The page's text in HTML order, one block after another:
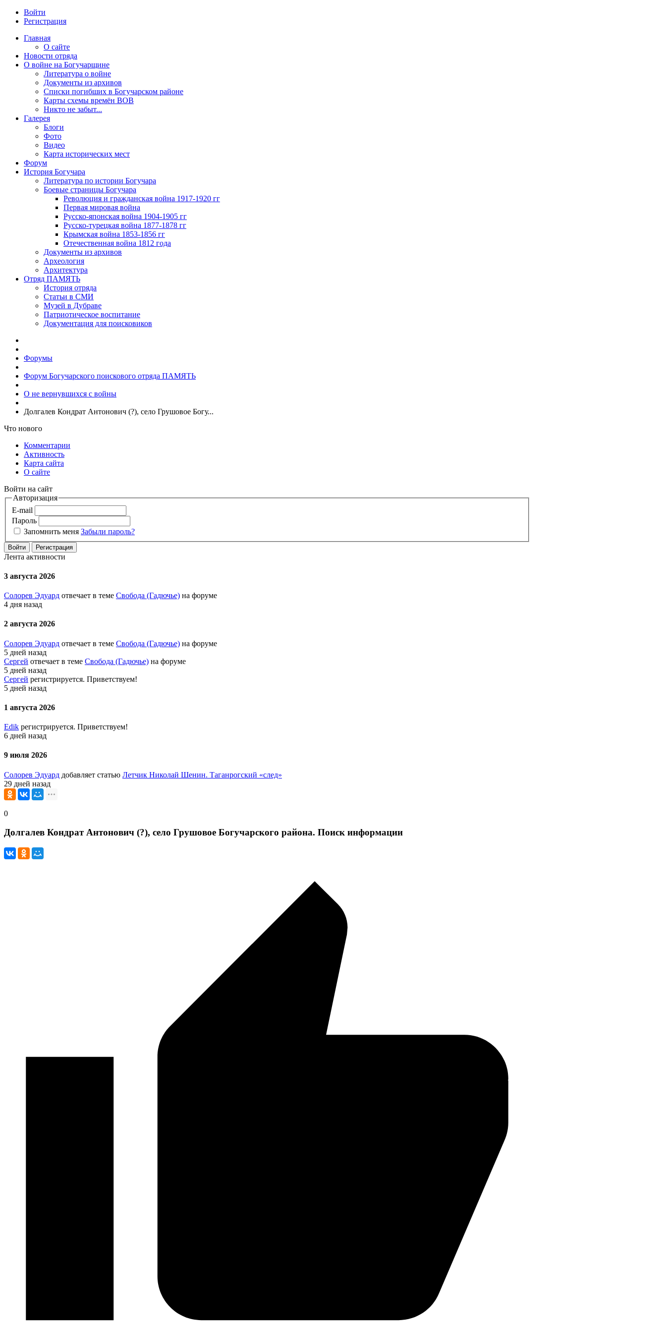
Войти
Регистрация
Главная
О сайте
Новости отряда
О войне на Богучарщине
Литература о войне
Документы из архивов
Списки погибших в Богучарском районе
Карты схемы времён ВОВ
Никто не забыт...
Галерея
Блоги
Фото
Видео
Карта исторических мест
Форум
История Богучара
Литература по истории Богучара
Боевые страницы Богучара
Революция и гражданская война 1917-1920 гг
Первая мировая война
Русско-японская война 1904-1905 гг
Русско-турецкая война 1877-1878 гг
Крымская война 1853-1856 гг
Отечественная война 1812 года
Документы из архивов
Археология
Архитектура
Отряд ПАМЯТЬ
История отряда
Статьи в СМИ
Музей в Дубраве
Патриотическое воспитание
Документация для поисковиков
Форумы
Форум Богучарского поискового отряда ПАМЯТЬ
О не вернувшихся с войны
Долгалев Кондрат Антонович (?), село Грушовое Богу...
Что нового
Комментарии
Активность
Карта сайта
О сайте
Войти на сайт
Авторизация
E-mail
Пароль
Запомнить меня Забыли пароль?
Войти Регистрация
Лента активности
3 августа 2026
Солорев Эдуард отвечает в теме Свобода (Гадючье) на форуме
4 дня назад
2 августа 2026
Солорев Эдуард отвечает в теме Свобода (Гадючье) на форуме
5 дней назад
Сергей отвечает в теме Свобода (Гадючье) на форуме
5 дней назад
Сергей регистрируется. Приветствуем!
5 дней назад
1 августа 2026
Edik регистрируется. Приветствуем!
6 дней назад
9 июля 2026
Солорев Эдуард добавляет статью Летчик Николай Шенин. Таганрогский «след»
29 дней назад
0
Долгалев Кондрат Антонович (?), село Грушовое Богучарского района. Поиск информации